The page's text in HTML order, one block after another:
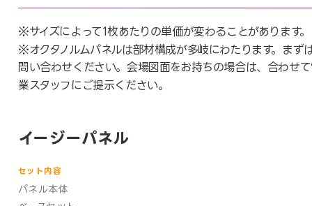
※サイズによって1枚あたりの単価が変わることがあります。
※オクタノルムパネルは部材構成が多岐にわたります。まず
問い合わせください。会場図面をお持ちの場合は、合わせ
業スタッフにご提示ください。
イージーパネル
セット内容
パネル本体